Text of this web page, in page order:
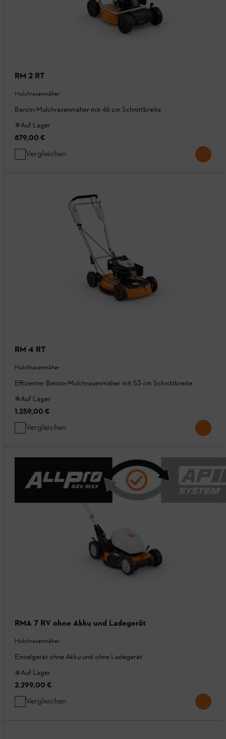
RM 2 RT
Mulchrasenmäher
Benzin-Mulchrasenmäher mit 46 cm Schnittbreite
Auf Lager
879,00 €
Vergleichen
RM 4 RT
Mulchrasenmäher
Effizienter Benzin-Mulchrasenmäher mit 53 cm Schnittbreite
Auf Lager
1.259,00 €
Vergleichen
RMA 7 RV ohne Akku und Ladegerät
Mulchrasenmäher
Einzelgerät ohne Akku und ohne Ladegerät
Auf Lager
2.299,00 €
Vergleichen